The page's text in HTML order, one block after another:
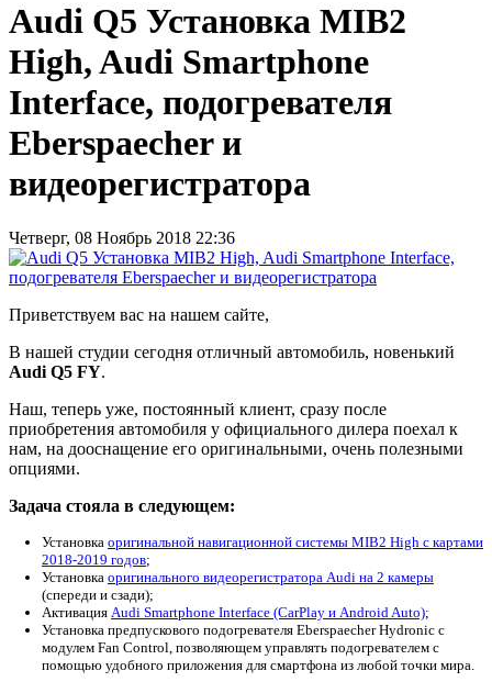
Audi Q5 Установка MIB2
High, Audi Smartphone
Interface, подогревателя
Eberspaecher и
видеорегистратора
Четверг, 08 Ноябрь 2018 22:36
Приветствуем вас на нашем сайте,
В нашей студии сегодня отличный автомобиль, новенький
Audi Q5 FY.
Наш, теперь уже, постоянный клиент, сразу после
приобретения автомобиля у официального дилера поехал к
нам, на дооснащение его оригинальными, очень полезными
опциями.
Задача стояла в следующем:
Установка оригинальной навигационной системы MIB2 High с картами
2018-2019 годов;
Установка оригинального видеорегистратора Audi на 2 камеры
(спереди и сзади);
Активация Audi Smartphone Interface (CarPlay и Android Auto);
Установка предпускового подогревателя Eberspaecher Hydronic с
модулем Fan Control, позволяющем управлять подогревателем с
помощью удобного приложения для смартфона из любой точки мира.